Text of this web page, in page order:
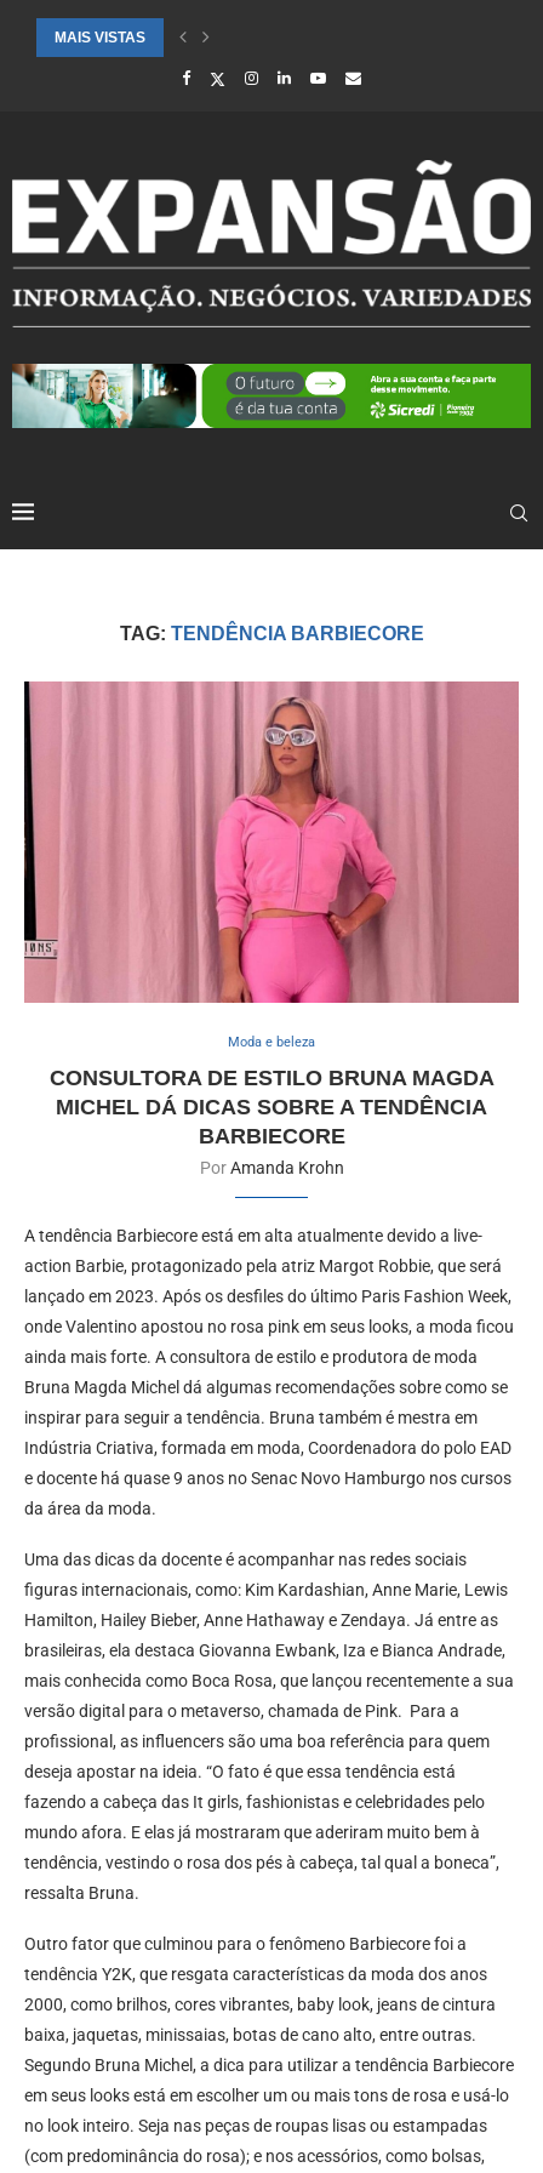
MAIS VISTAS
CIDADES ATENDIDAS PELO SEBRAE RS SÃO DESTAQUE EM
TAG: TENDÊNCIA BARBIECORE
Moda e beleza
CONSULTORA DE ESTILO BRUNA MAGDA
MICHEL DÁ DICAS SOBRE A TENDÊNCIA
BARBIECORE
PorAmanda Krohn
A tendência Barbiecore está em alta atualmente devido a live-
action Barbie, protagonizado pela atriz Margot Robbie, que será
lançado em 2023. Após os desfiles do último Paris Fashion Week,
onde Valentino apostou no rosa pink em seus looks, a moda ficou
ainda mais forte. A consultora de estilo e produtora de moda
Bruna Magda Michel dá algumas recomendações sobre como se
inspirar para seguir a tendência. Bruna também é mestra em
Indústria Criativa, formada em moda, Coordenadora do polo EAD
e docente há quase 9 anos no Senac Novo Hamburgo nos cursos
da área da moda.
Uma das dicas da docente é acompanhar nas redes sociais
figuras internacionais, como: Kim Kardashian, Anne Marie, Lewis
Hamilton, Hailey Bieber, Anne Hathaway e Zendaya. Já entre as
brasileiras, ela destaca Giovanna Ewbank, Iza e Bianca Andrade,
mais conhecida como Boca Rosa, que lançou recentemente a sua
versão digital para o metaverso, chamada de Pink. Para a
profissional, as influencers são uma boa referência para quem
deseja apostar na ideia. “O fato é que essa tendência está
fazendo a cabeça das It girls, fashionistas e celebridades pelo
mundo afora. E elas já mostraram que aderiram muito bem à
tendência, vestindo o rosa dos pés à cabeça, tal qual a boneca”,
ressalta Bruna.
Outro fator que culminou para o fenômeno Barbiecore foi a
tendência Y2K, que resgata características da moda dos anos
2000, como brilhos, cores vibrantes, baby look, jeans de cintura
baixa, jaquetas, minissaias, botas de cano alto, entre outras.
Segundo Bruna Michel, a dica para utilizar a tendência Barbiecore
em seus looks está em escolher um ou mais tons de rosa e usá-lo
no look inteiro. Seja nas peças de roupas lisas ou estampadas
(com predominância do rosa); e nos acessórios, como bolsas,